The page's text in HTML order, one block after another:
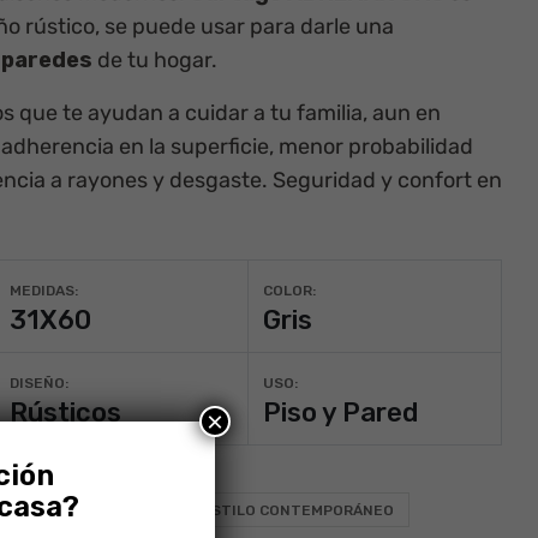
rústico, se puede usar para darle una
paredes de tu hogar.
que te ayudan a cuidar a tu familia, aun en
en la superficie, menor probabilidad
a rayones y desgaste. Seguridad y confort en
MEDIDAS:
31X60
COLOR:
Gris
DISEÑO:
Rústicos
USO:
Piso y Pared
TIPO 2 ESTILO CONTEMPORÁNEO
×